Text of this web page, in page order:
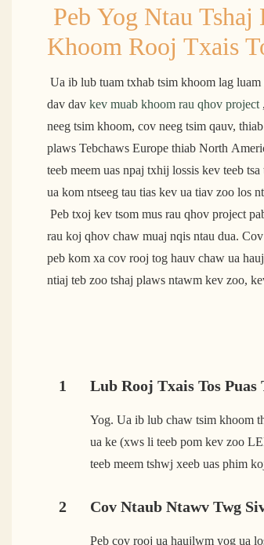
Peb Yog Ntau
Khoom Rooj Txais
dav dav kev muab khoom rau qhov project
neeg tsim khoom, cov neeg tsim qauv,
plaws Tebchaws Europe thiab North
teeb meem uas npaj txhij lossis kev teeb
ua kom ntseeg tau tias kev ua tiav zoo los
rau koj qhov chaw muaj nqis ntau dua.
peb kom xa cov rooj tog hauv chaw ua
ntiaj teb zoo tshaj plaws ntawm kev zoo,
1 Lub Rooj Txais Tos
Yog. Ua ib lub chaw tsim khoom
ua ke (xws li teeb pom kev zoo
teeb meem tshwj xeeb uas phim
2 Cov Ntaub Ntawv Twg
Peb cov rooj ua haujlwm yog ua